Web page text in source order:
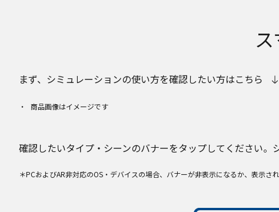
まず、シミュレーションの使い方を確認したい方はこちら
商品画像はイメージです
確認したいタイプ・シーンのバナーをタップしてください。
＊PCおよびAR非対応のOS・デバイスの場合、バナーが非表示になるか、表示さ